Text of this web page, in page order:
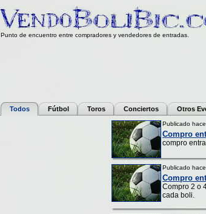
Punto de encuentro entre compradores y vendedores de entradas.
Todos Fútbol Toros Conciertos Otros
Publicado
Compro
compro
Publicado
Compro
Compro 2 o
cada boli.